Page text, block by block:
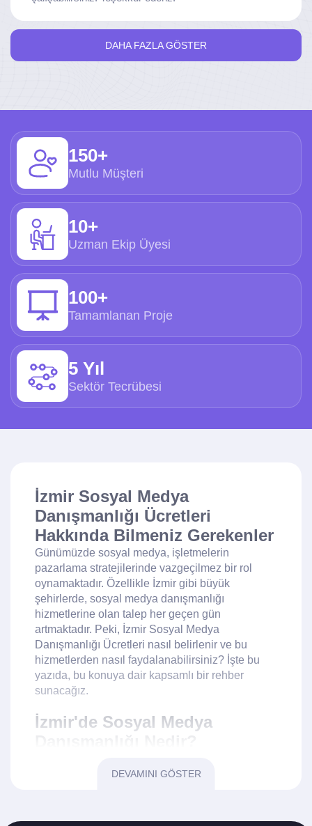
DAHA FAZLA GÖSTER
150+
Mutlu Müşteri
10+
Uzman Ekip Üyesi
100+
Tamamlanan Proje
5 Yıl
Sektör Tecrübesi
İzmir Sosyal Medya
Danışmanlığı Ücretleri
Hakkında Bilmeniz Gerekenler
Günümüzde sosyal medya, işletmelerin
pazarlama stratejilerinde vazgeçilmez bir rol
oynamaktadır. Özellikle İzmir gibi büyük
şehirlerde, sosyal medya danışmanlığı
hizmetlerine olan talep her geçen gün
artmaktadır. Peki, İzmir Sosyal Medya
Danışmanlığı Ücretleri nasıl belirlenir ve bu
hizmetlerden nasıl faydalanabilirsiniz? İşte bu
yazıda, bu konuya dair kapsamlı bir rehber
sunacağız.
İzmir'de Sosyal Medya
platformlarda daha etkili bir şekilde varlık
danışmanları, işletmelerin hedef kitlelerine
DEVAMINI GÖSTER